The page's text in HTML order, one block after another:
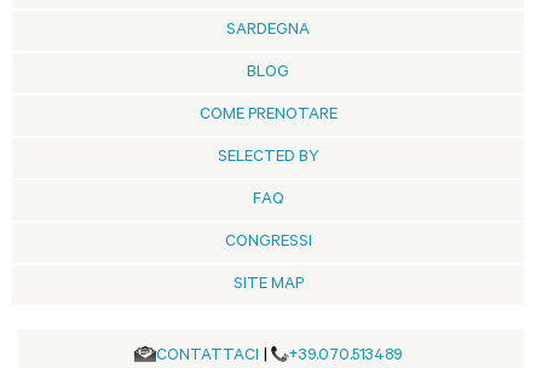
SARDEGNA
BLOG
COME PRENOTARE
SELECTED BY
FAQ
CONGRESSI
SITE MAP
CONTATTACI | +39.070.513489